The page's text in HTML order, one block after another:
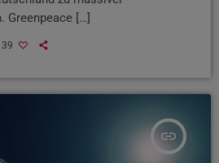
Greenpeace […]
39
insert_link